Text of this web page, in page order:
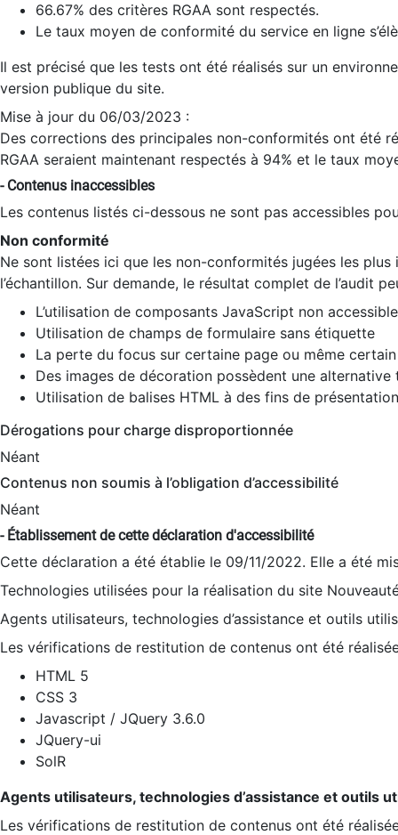
66.67% des critères RGAA sont respectés.
Le taux moyen de conformité du service en ligne
Il est précisé que les tests ont été réalisés sur un
version publique du site.
Mise à jour du 06/03/2023 :
Des corrections des principales non-conformités ont été
RGAA seraient maintenant respectés à 94% et le taux
- Contenus inaccessibles
Les contenus listés ci-dessous ne sont pas accessibles
Non conformité
Ne sont listées ici que les non-conformités jugées les
l’échantillon. Sur demande, le résultat complet de l’audit
L’utilisation de composants JavaScript non
Utilisation de champs de formulaire sans étiquette
La perte du focus sur certaine page ou même
Des images de décoration possèdent une alternative
Utilisation de balises HTML à des fins de
Dérogations pour charge disproportionnée
Néant
Contenus non soumis à l’obligation d’accessibilité
Néant
- Établissement de cette déclaration d'accessibilité
Cette déclaration a été établie le 09/11/2022. Elle a été
Technologies utilisées pour la réalisation du site
Agents utilisateurs, technologies d’assistance et outils
Les vérifications de restitution de contenus ont été
HTML 5
CSS 3
Javascript / JQuery 3.6.0
JQuery-ui
SolR
Agents utilisateurs, technologies d’assistance et outils
Les vérifications de restitution de contenus ont été